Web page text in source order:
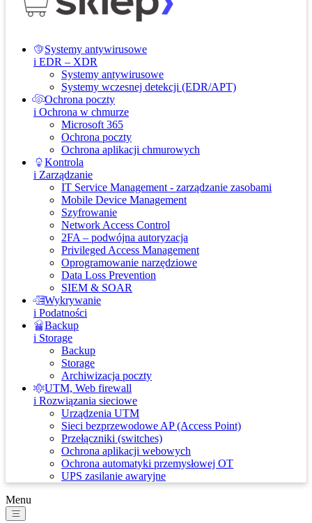
Systemy antywirusowe
i EDR – XDR
Systemy antywirusowe
Systemy wczesnej detekcji (EDR/APT)
Ochrona poczty
i Ochrona w chmurze
Microsoft 365
Ochrona poczty
Ochrona aplikacji chmurowych
Kontrola
i Zarządzanie
IT Service Management - zarządzanie zasobami
Mobile Device Management
Szyfrowanie
Network Access Control
2FA – podwójna autoryzacja
Privileged Access Management
Oprogramowanie narzędziowe
Data Loss Prevention
SIEM & SOAR
Wykrywanie
i Podatności
Backup
i Storage
Backup
Storage
Archiwizacja poczty
UTM, Web firewall
i Rozwiązania sieciowe
Urządzenia UTM
Sieci bezprzewodowe AP (Access Point)
Przełączniki (switches)
Ochrona aplikacji webowych
Ochrona automatyki przemysłowej OT
UPS zasilanie awaryjne
Menu